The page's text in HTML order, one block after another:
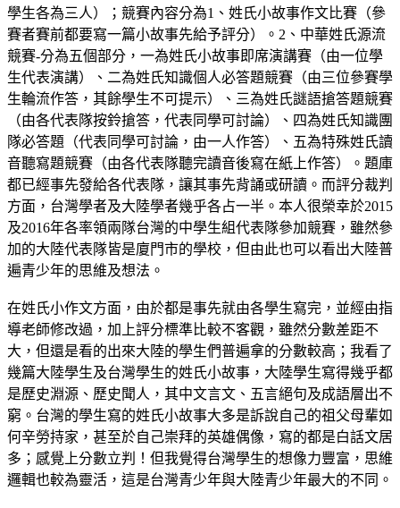
學生各為三人）；競賽內容分為1、姓氏小故事作文比賽（參
賽者賽前都要寫一篇小故事先給予評分）。2、中華姓氏源流
競賽-分為五個部分，一為姓氏小故事即席演講賽（由一位學
生代表演講）、二為姓氏知識個人必答題競賽（由三位參賽學
生輪流作答，其餘學生不可提示）、三為姓氏謎語搶答題競賽
（由各代表隊按鈴搶答，代表同學可討論）、四為姓氏知識團
隊必答題（代表同學可討論，由一人作答）、五為特殊姓氏讀
音聽寫題競賽（由各代表隊聽完讀音後寫在紙上作答）。題庫
都已經事先發給各代表隊，讓其事先背誦或研讀。而評分裁判
方面，台灣學者及大陸學者幾乎各占一半。本人很榮幸於2015
及2016年各率領兩隊台灣的中學生組代表隊參加競賽，雖然參
加的大陸代表隊皆是廈門市的學校，但由此也可以看出大陸普
遍青少年的思維及想法。
在姓氏小作文方面，由於都是事先就由各學生寫完，並經由指
導老師修改過，加上評分標準比較不客觀，雖然分數差距不
大，但還是看的出來大陸的學生們普遍拿的分數較高；我看了
幾篇大陸學生及台灣學生的姓氏小故事，大陸學生寫得幾乎都
是歷史淵源、歷史聞人，其中文言文、五言絕句及成語層出不
窮。台灣的學生寫的姓氏小故事大多是訴說自己的祖父母輩如
何辛勞持家，甚至於自己崇拜的英雄偶像，寫的都是白話文居
多；感覺上分數立判！但我覺得台灣學生的想像力豐富，思維
邏輯也較為靈活，這是台灣青少年與大陸青少年最大的不同。